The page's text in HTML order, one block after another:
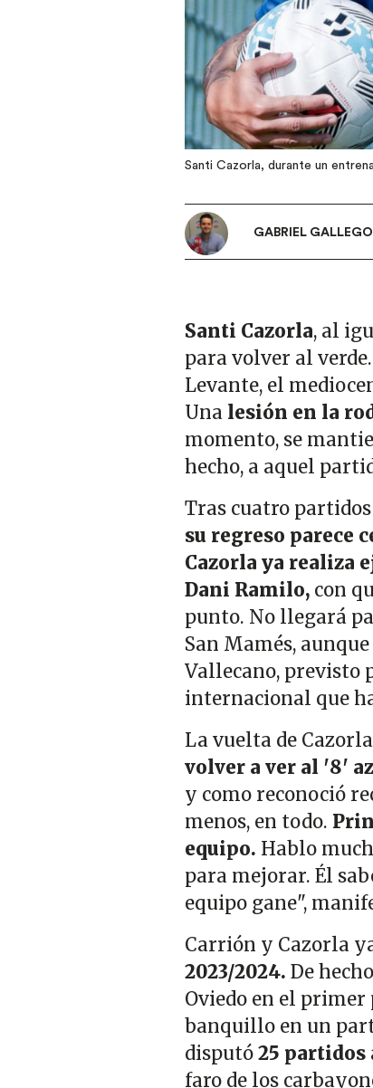
Santi Cazorla, durante un
GABRIEL GALLEGO
Santi Cazorla, al
para volver al
Levante, el
Una lesión en la
momento, se
hecho, a aquel
Tras cuatro partidos
su regreso parece
Cazorla ya realiza
Dani Ramilo,con
punto. No llegará
San Mamés,
Vallecano, previsto
internacional que
La vuelta de
volver a ver al '8'
y como reconoció
menos, en todo.
equipo. Hablo
para mejorar. Él
equipo gane",
Carrión y Cazorla
2023/2024. De
Oviedo en el primer
banquillo en un
disputó25 partidos
faro de los